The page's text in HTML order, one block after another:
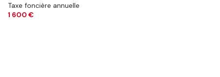
Taxe foncière annuelle
1 600 €